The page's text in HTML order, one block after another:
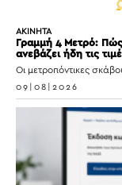
ΑΚΙΝΗΤΑ
Γραμμή 4 Μετρό:
ανεβάζει ήδη τις
Οι μετροπόντικες
09|08|2026